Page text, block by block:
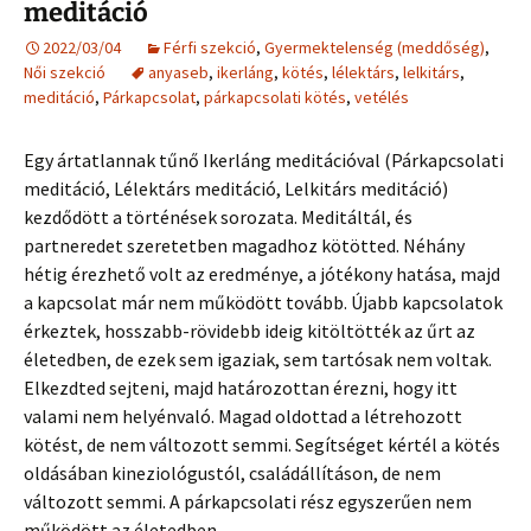
meditáció
2022/03/04 Férfi szekció, Gyermektelenség (meddőség),
Női szekció
anyaseb, ikerláng, kötés, lélektárs, lelkitárs,
meditáció, Párkapcsolat, párkapcsolati kötés, vetélés
Egy ártatlannak tűnő Ikerláng meditációval (Párkapcsolati
meditáció, Lélektárs meditáció, Lelkitárs meditáció)
kezdődött a történések sorozata. Meditáltál, és
partneredet szeretetben magadhoz kötötted. Néhány
hétig érezhető volt az eredménye, a jótékony hatása, majd
a kapcsolat már nem működött tovább. Újabb kapcsolatok
érkeztek, hosszabb-rövidebb ideig kitöltötték az űrt az
életedben, de ezek sem igaziak, sem tartósak nem voltak.
Elkezdted sejteni, majd határozottan érezni, hogy itt
valami nem helyénvaló. Magad oldottad a létrehozott
kötést, de nem változott semmi. Segítséget kértél a kötés
oldásában kineziológustól, családállításon, de nem
változott semmi. A párkapcsolati rész egyszerűen nem